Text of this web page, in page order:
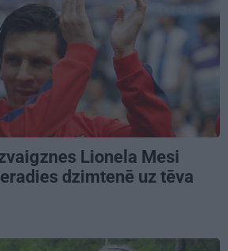
Lionela Mesi
dzimtenē uz tēva